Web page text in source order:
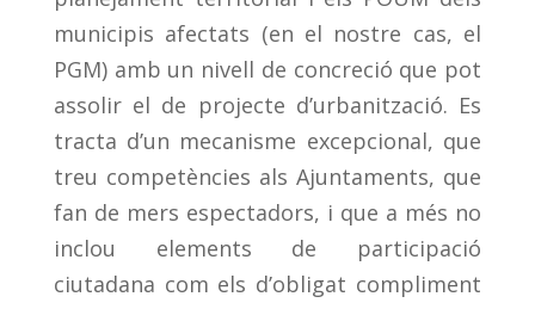
municipis afectats (en el nostre cas, el
PGM) amb un nivell de concreció que pot
assolir el de projecte d’urbanització. Es
tracta d’un mecanisme excepcional, que
treu competències als Ajuntaments, que
fan de mers espectadors, i que a més no
inclou elements de participació
ciutadana com els d’obligat compliment